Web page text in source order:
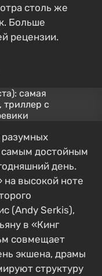
столь же
Больше
рецензии.
разумных
самым достойным
день.
на высокой ноте
(Andy Serkis),
в «Кинг
совмещает
экшена, драмы
структуру